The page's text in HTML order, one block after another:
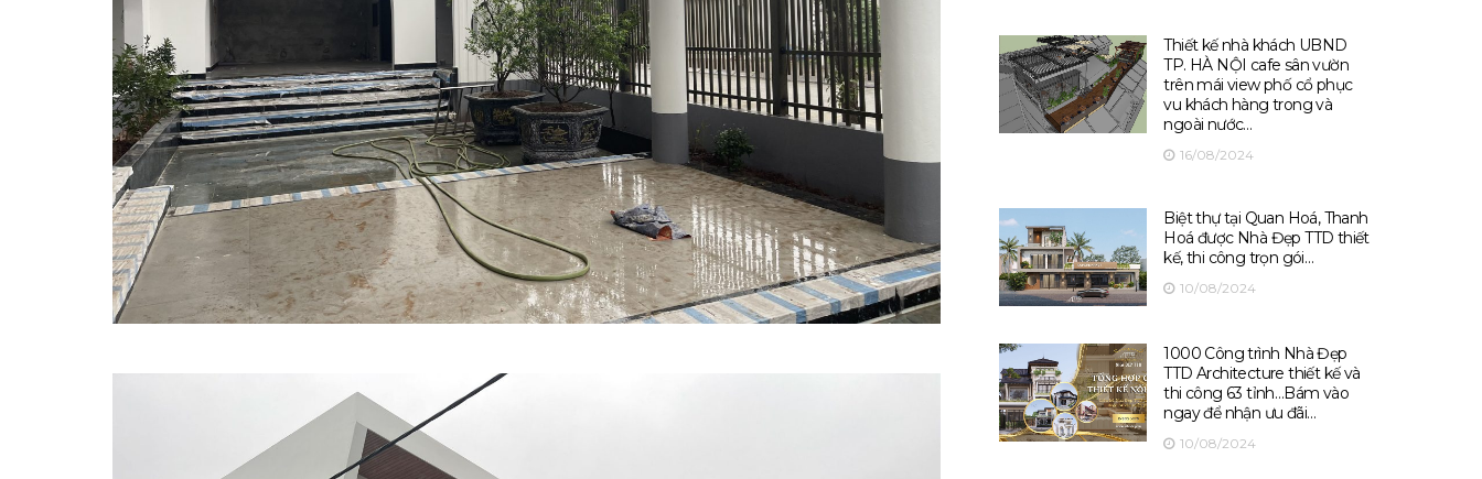
Thiết kế nhà khách UBND
TP. HÀ NỘI cafe sân vườn
trên mái view phố cổ phục
vu khách hàng trong và
ngoài nước…
16/08/2024
Biệt thự tại Quan Hoá, Thanh
Hoá được Nhà Đẹp TTD thiết
kế, thi công trọn gói…
10/08/2024
1000 Công trình Nhà Đẹp
TTD Architecture thiết kế và
thi công 63 tỉnh…Bám vào
ngay để nhận ưu đãi…
10/08/2024